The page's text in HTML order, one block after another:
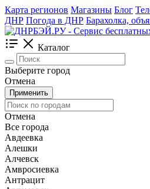
Карта регионов Магазины Блог
ДНР Погода в ДНР Барахолка,
Каталог
Выберите город
Отмена
Применить
Отмена
Все города
Авдеевка
Алешки
Алчевск
Амвросиевка
Антрацит